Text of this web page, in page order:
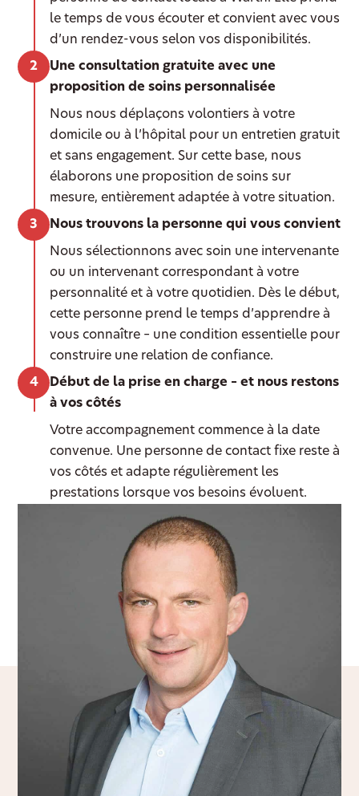
le temps de vous écouter et convient avec vous
d’un rendez-vous selon vos disponibilités.
Une consultation gratuite avec une
proposition de soins personnalisée
Nous nous déplaçons volontiers à votre
domicile ou à l’hôpital pour un entretien gratuit
et sans engagement. Sur cette base, nous
élaborons une proposition de soins sur
mesure, entièrement adaptée à votre situation.
Nous trouvons la personne qui vous convient
Nous sélectionnons avec soin une intervenante
ou un intervenant correspondant à votre
personnalité et à votre quotidien. Dès le début,
cette personne prend le temps d’apprendre à
vous connaître – une condition essentielle pour
construire une relation de confiance.
Début de la prise en charge – et nous restons
à vos côtés
Votre accompagnement commence à la date
convenue. Une personne de contact fixe reste à
vos côtés et adapte régulièrement les
prestations lorsque vos besoins évoluent.